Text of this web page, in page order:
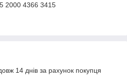
2000 4366 3415
14 днів за рахунок покупця